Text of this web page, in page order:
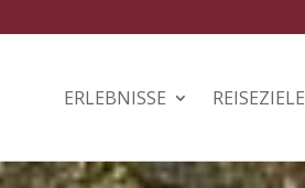
ERLEBNISSE REISEZIELE